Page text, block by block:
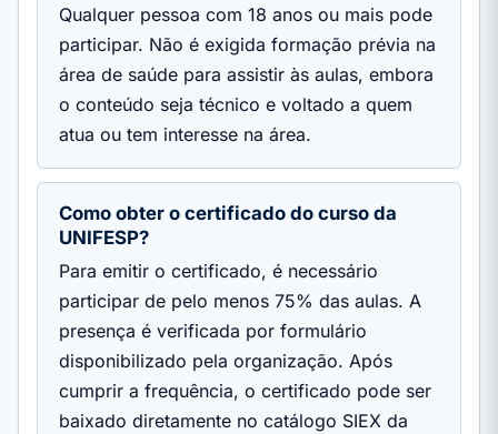
Qualquer pessoa com 18 anos ou mais pode
participar. Não é exigida formação prévia na
área de saúde para assistir às aulas, embora
o conteúdo seja técnico e voltado a quem
atua ou tem interesse na área.
Como obter o certificado do curso da
UNIFESP?
Para emitir o certificado, é necessário
participar de pelo menos 75% das aulas. A
presença é verificada por formulário
disponibilizado pela organização. Após
cumprir a frequência, o certificado pode ser
baixado diretamente no catálogo SIEX da